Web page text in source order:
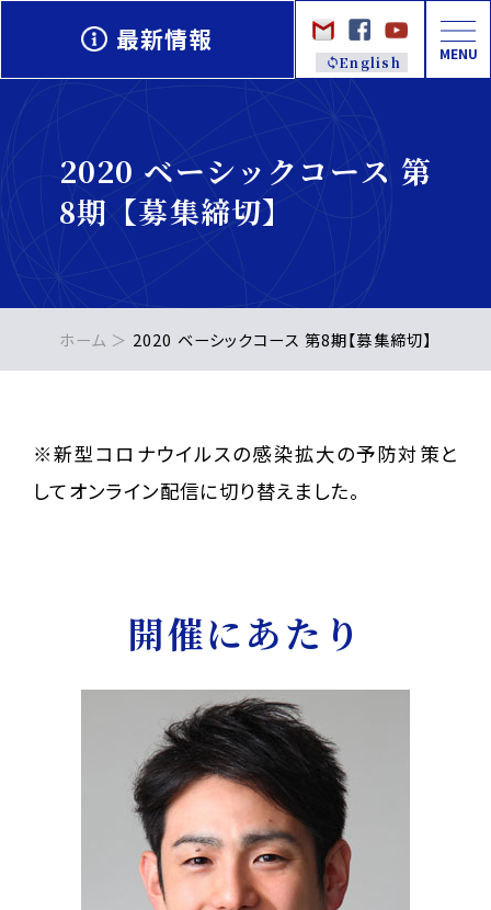
MENU
English
最新情報
2020 ベーシックコース 第
8期【募集締切】
ホーム 2020 ベーシックコース 第8期【募集締切】
※新型コロナウイルスの感染拡大の予防対策と
してオンライン配信に切り替えました。
開催にあたり